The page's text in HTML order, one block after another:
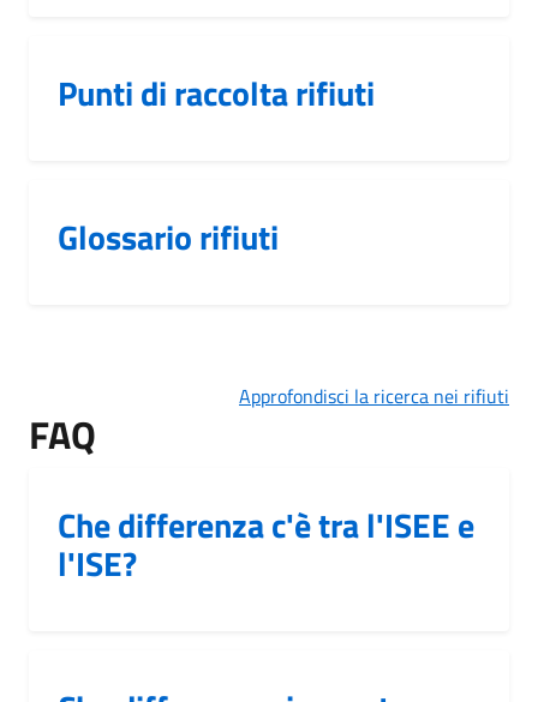
Punti di raccolta rifiuti
Glossario rifiuti
Approfondisci la ricerca nei rifiuti
FAQ
Che differenza c'è tra l'ISEE e
l'ISE?